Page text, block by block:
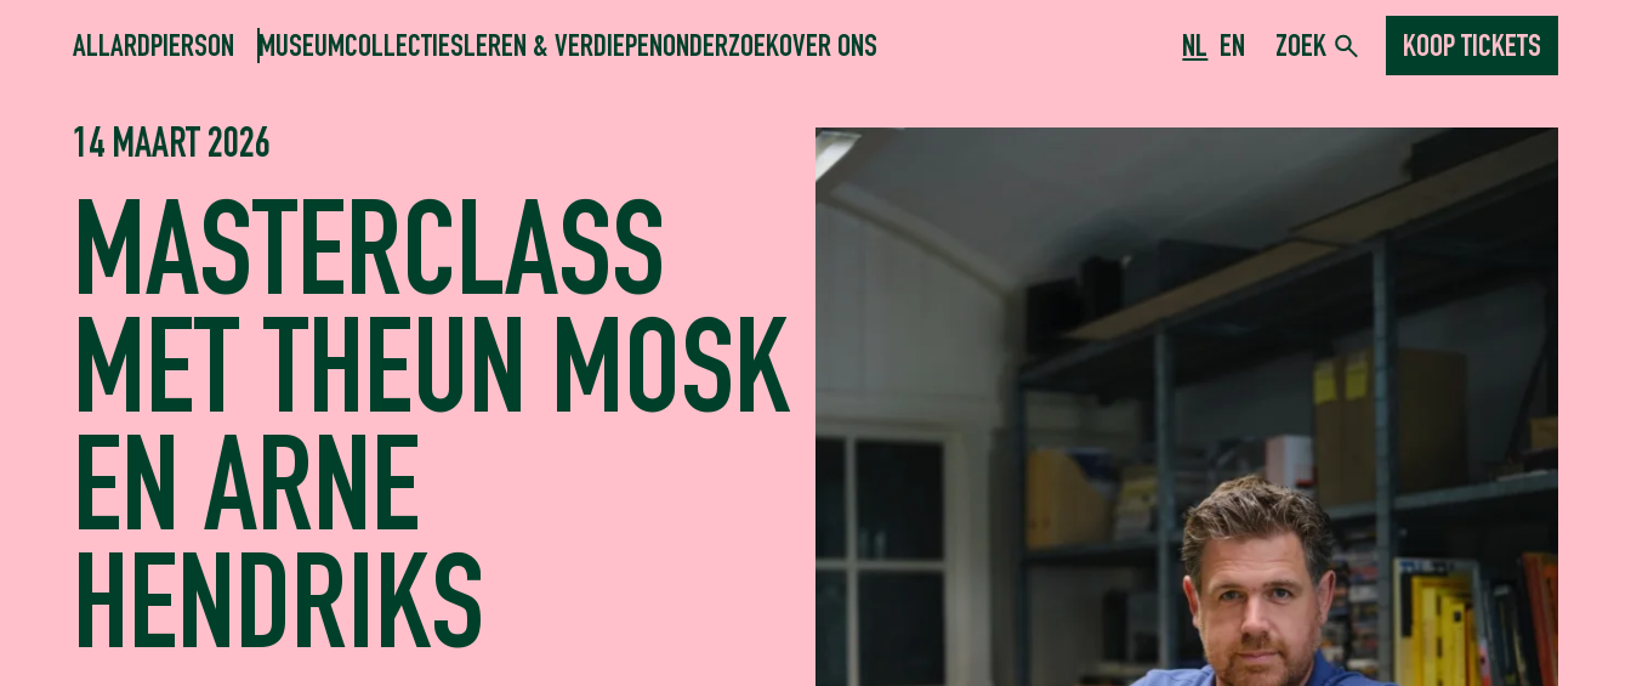
ALLARDPIERSON MUSEUMCOLLECTIESLEREN & VERDIEPENONDERZOEKOVER ONS NL EN ZOEK KOOP TICKETS
14 MAART 2026
MASTERCLASS
MET THEUN MOSK
EN ARNE
HENDRIKS